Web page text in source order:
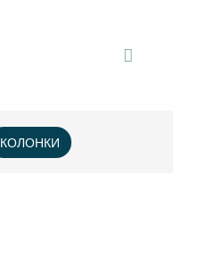
КОЛОНКИ